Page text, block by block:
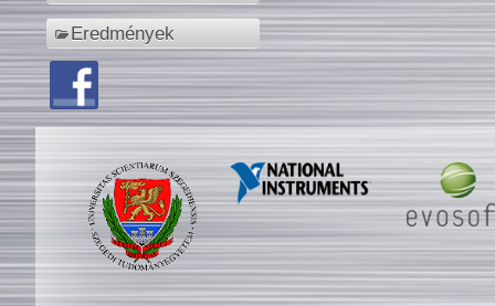
Eredmények